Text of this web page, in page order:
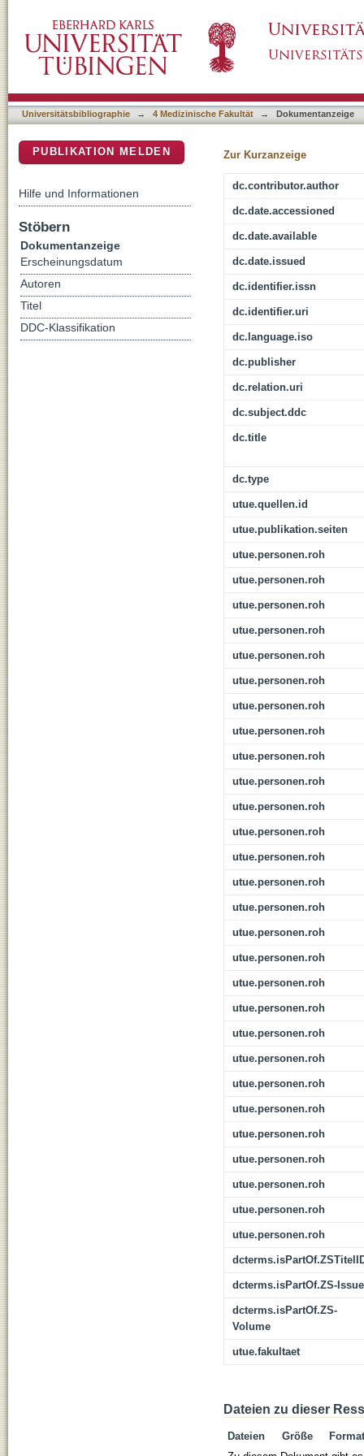
Universitätsbibliographie → 4 Medizinische Fakultät → Dokumentanzeige
Zur Kurzanzeige
dc.contributor.author
dc.date.accessioned
dc.date.available
dc.date.issued
dc.identifier.issn
dc.identifier.uri
dc.language.iso
dc.publisher
dc.relation.uri
dc.subject.ddc
dc.title
dc.type
utue.quellen.id
utue.publikation.seiten
utue.personen.roh
utue.personen.roh
utue.personen.roh
utue.personen.roh
utue.personen.roh
utue.personen.roh
utue.personen.roh
utue.personen.roh
utue.personen.roh
utue.personen.roh
utue.personen.roh
utue.personen.roh
utue.personen.roh
utue.personen.roh
utue.personen.roh
utue.personen.roh
utue.personen.roh
utue.personen.roh
utue.personen.roh
utue.personen.roh
utue.personen.roh
utue.personen.roh
utue.personen.roh
utue.personen.roh
utue.personen.roh
utue.personen.roh
utue.personen.roh
utue.personen.roh
dcterms.isPartOf.ZS-Issue
dcterms.isPartOf.ZS-
Volume
utue.fakultaet
Dateien zu dieser
Dateien Größe
Format
PUBLIKATION MELDEN
Hilfe und Informationen
Stöbern
Dokumentanzeige
Erscheinungsdatum
Autoren
Titel
DDC-Klassifikation